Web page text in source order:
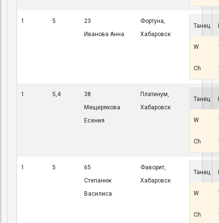
1 5
23
Иванова Анна
Фортуна,
Хабаровск
Танец
W
Ch
1 5,4
38
Мещерякова
Есения
Платинум,
Хабаровск
Танец
W
Ch
1 5
65
Степанюк
Василиса
Фаворит,
Хабаровск
Танец
W
Ch